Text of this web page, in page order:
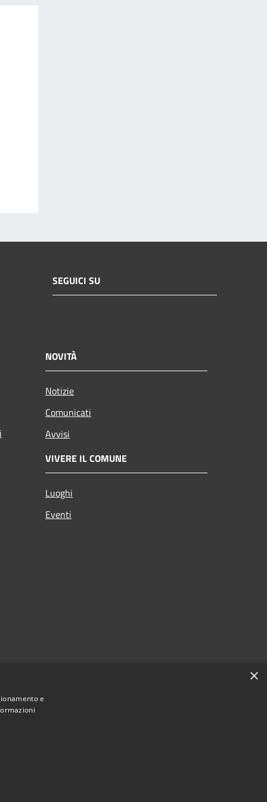
SEGUICI SU
NOVITÀ
Notizie
Comunicati
Avvisi
VIVERE IL COMUNE
Luoghi
Eventi
×
e